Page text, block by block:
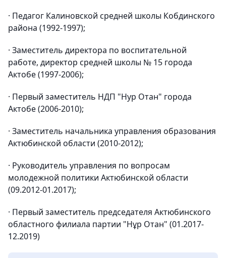
· Педагог Калиновской средней школы Кобдинского
района (1992-1997);
· Заместитель директора по воспитательной
работе, директор средней школы № 15 города
Актобе (1997-2006);
· Первый заместитель НДП "Нур Отан" города
Актобе (2006-2010);
· Заместитель начальника управления образования
Актюбинской области (2010-2012);
· Руководитель управления по вопросам
молодежной политики Актюбинской области
(09.2012-01.2017);
· Первый заместитель председателя Актюбинского
областного филиала партии "Нұр Отан" (01.2017-
12.2019)